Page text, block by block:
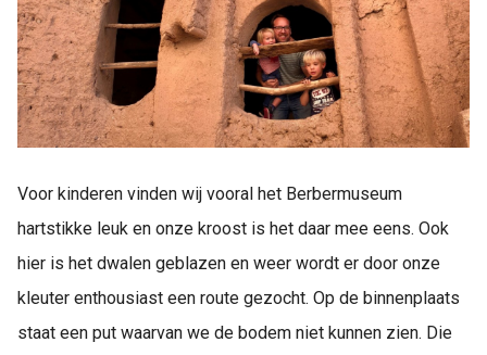
Voor kinderen vinden wij vooral het Berbermuseum
hartstikke leuk en onze kroost is het daar mee eens. Ook
hier is het dwalen geblazen en weer wordt er door onze
kleuter enthousiast een route gezocht. Op de binnenplaats
staat een put waarvan we de bodem niet kunnen zien. Die